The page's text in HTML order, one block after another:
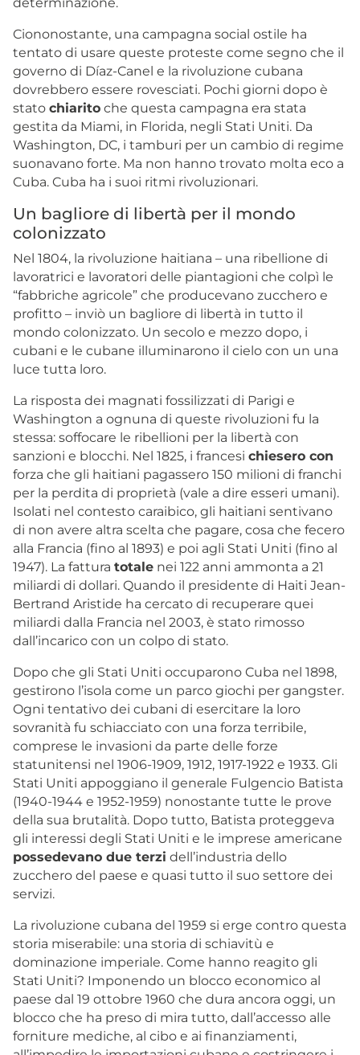
Ciononostante, una campagna social ostile ha
tentato di usare queste proteste come segno che il
governo di Díaz-Canel e la rivoluzione cubana
dovrebbero essere rovesciati. Pochi giorni dopo è
stato chiarito che questa campagna era stata
gestita da Miami, in Florida, negli Stati Uniti. Da
Washington, DC, i tamburi per un cambio di regime
suonavano forte. Ma non hanno trovato molta eco a
Cuba. Cuba ha i suoi ritmi rivoluzionari.
Un bagliore di libertà per il mondo
colonizzato
Nel 1804, la rivoluzione haitiana – una ribellione di
lavoratrici e lavoratori delle piantagioni che colpì le
“fabbriche agricole” che producevano zucchero e
profitto – inviò un bagliore di libertà in tutto il
mondo colonizzato. Un secolo e mezzo dopo, i
cubani e le cubane illuminarono il cielo con un una
luce tutta loro.
La risposta dei magnati fossilizzati di Parigi e
Washington a ognuna di queste rivoluzioni fu la
stessa: soffocare le ribellioni per la libertà con
sanzioni e blocchi. Nel 1825, i francesi chiesero con
forza che gli haitiani pagassero 150 milioni di franchi
per la perdita di proprietà (vale a dire esseri umani).
Isolati nel contesto caraibico, gli haitiani sentivano
di non avere altra scelta che pagare, cosa che fecero
alla Francia (fino al 1893) e poi agli Stati Uniti (fino al
1947). La fattura totale nei 122 anni ammonta a 21
miliardi di dollari. Quando il presidente di Haiti Jean-
Bertrand Aristide ha cercato di recuperare quei
miliardi dalla Francia nel 2003, è stato rimosso
dall’incarico con un colpo di stato.
Dopo che gli Stati Uniti occuparono Cuba nel 1898,
gestirono l’isola come un parco giochi per gangster.
Ogni tentativo dei cubani di esercitare la loro
sovranità fu schiacciato con una forza terribile,
comprese le invasioni da parte delle forze
statunitensi nel 1906-1909, 1912, 1917-1922 e 1933. Gli
Stati Uniti appoggiano il generale Fulgencio Batista
(1940-1944 e 1952-1959) nonostante tutte le prove
della sua brutalità. Dopo tutto, Batista proteggeva
gli interessi degli Stati Uniti e le imprese americane
possedevano due terzi dell’industria dello
zucchero del paese e quasi tutto il suo settore dei
servizi.
La rivoluzione cubana del 1959 si erge contro questa
storia miserabile: una storia di schiavitù e
dominazione imperiale. Come hanno reagito gli
Stati Uniti? Imponendo un blocco economico al
paese dal 19 ottobre 1960 che dura ancora oggi, un
blocco che ha preso di mira tutto, dall’accesso alle
forniture mediche, al cibo e ai finanziamenti,